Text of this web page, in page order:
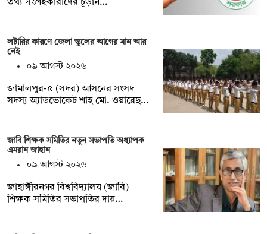
তথ্য সংগ্রহকারীদের চূড়ান…
লটারির কারণে জেলা স্কুলের আগের মান আর
নেই
০৯ আগস্ট ২০২৬
জামালপুর-৫ (সদর) আসনের সংসদ
সদস্য অ্যাডভোকেট শাহ মো. ওয়ারেছ…
জাবি শিক্ষক সমিতির নতুন সভাপতি অধ্যাপক
এমরান জাহান
০৯ আগস্ট ২০২৬
জাহাঙ্গীরনগর বিশ্ববিদ্যালয় (জাবি)
শিক্ষক সমিতির সভাপতির দায়…